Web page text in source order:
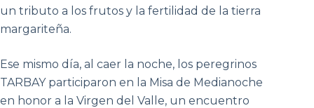
un tributo a los frutos y la fertilidad de la tierra
margariteña.
Ese mismo día, al caer la noche, los peregrinos
TARBAY participaron en la Misa de Medianoche
en honor a la Virgen del Valle, un encuentro